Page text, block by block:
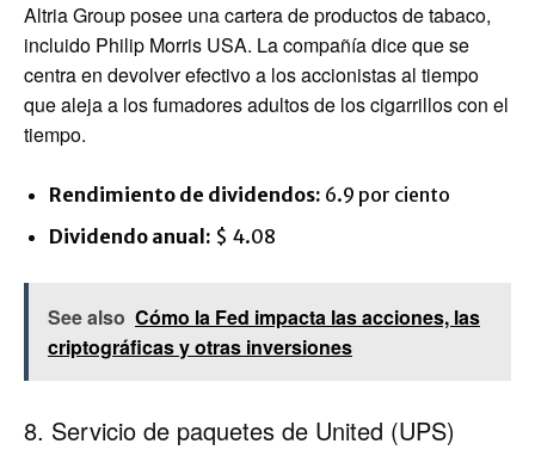
Altria Group posee una cartera de productos de tabaco,
incluido Philip Morris USA. La compañía dice que se
centra en devolver efectivo a los accionistas al tiempo
que aleja a los fumadores adultos de los cigarrillos con el
tiempo.
Rendimiento de dividendos: 6.9 por ciento
Dividendo anual: $ 4.08
See also Cómo la Fed impacta las acciones, las
criptográficas y otras inversiones
8. Servicio de paquetes de United (UPS)